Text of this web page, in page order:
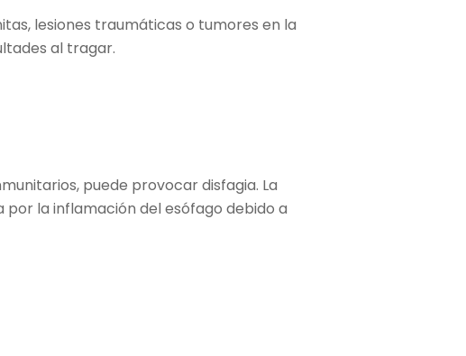
lesiones traumáticas o tumores en la
al tragar.
puede provocar disfagia. La
la inflamación del esófago debido a